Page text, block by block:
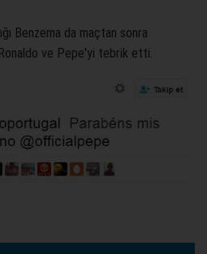
Benzema da maçtan sonra
ve Pepe'yi tebrik etti.